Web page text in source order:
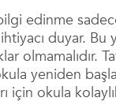
edinme
duyar. Bu
olmamalıdır.
yeniden
için okula